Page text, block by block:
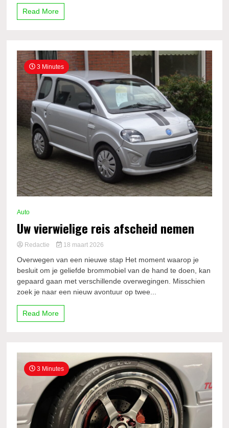
Read More
3 Minutes
Auto
Uw vierwielige reis afscheid nemen
Redactie 18 maart 2026
Overwegen van een nieuwe stap Het moment waarop je
besluit om je geliefde brommobiel van de hand te doen, kan
gepaard gaan met verschillende overwegingen. Misschien
zoek je naar een nieuw avontuur op twee...
Read More
3 Minutes